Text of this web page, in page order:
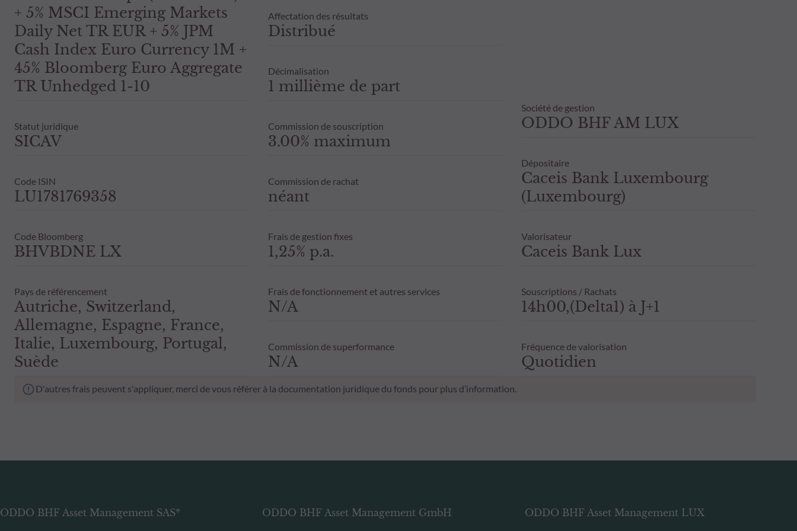
+ 5% MSCI Emerging Markets
Daily Net TR EUR + 5% JPM
Cash Index Euro Currency 1M +
45% Bloomberg Euro Aggregate
TR Unhedged 1-10
Statut juridique
SICAV
Code ISIN
LU1781769358
Code Bloomberg
BHVBDNE LX
Pays de référencement
Autriche, Switzerland,
Allemagne, Espagne, France,
Italie, Luxembourg, Portugal,
Suède
Affectation des résultats
Distribué
Décimalisation
1 millième de part
Commission de souscription
3.00% maximum
Commission de rachat
néant
Frais de gestion fixes
1,25% p.a.
Frais de fonctionnement et autres services
N/A
Commission de superformance
N/A
Société de gestion
ODDO BHF AM LUX
Dépositaire
Caceis Bank Luxembourg
(Luxembourg)
Valorisateur
Caceis Bank Lux
Souscriptions / Rachats
14h00,(Delta1) à J+1
Fréquence de valorisation
Quotidien
D'autres frais peuvent s'appliquer, merci de vous référer à la documentation juridique du fonds pour plus d’information.
ODDO BHF Asset Management SAS* ODDO BHF Asset Management GmbH ODDO BHF Asset Management LUX